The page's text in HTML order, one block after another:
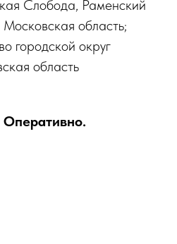
Слобода, Раменский
Московская область;
городской округ
область